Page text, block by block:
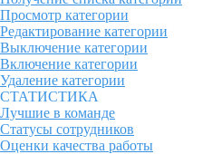
Просмотр категории
Редактирование категории
Выключение категории
Включение категории
Удаление категории
СТАТИСТИКА
Лучшие в команде
Статусы сотрудников
Оценки качества работы